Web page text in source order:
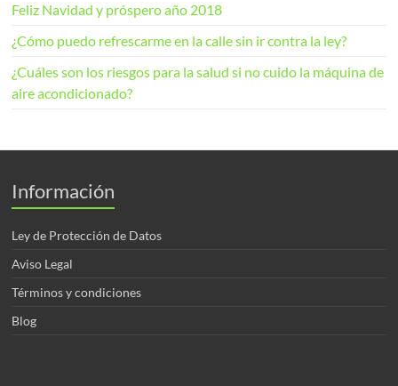
Feliz Navidad y próspero año 2018
¿Cómo puedo refrescarme en la calle sin ir contra la ley?
¿Cuáles son los riesgos para la salud si no cuido la máquina de
aire acondicionado?
Información
Ley de Protección de Datos
Aviso Legal
Términos y condiciones
Blog